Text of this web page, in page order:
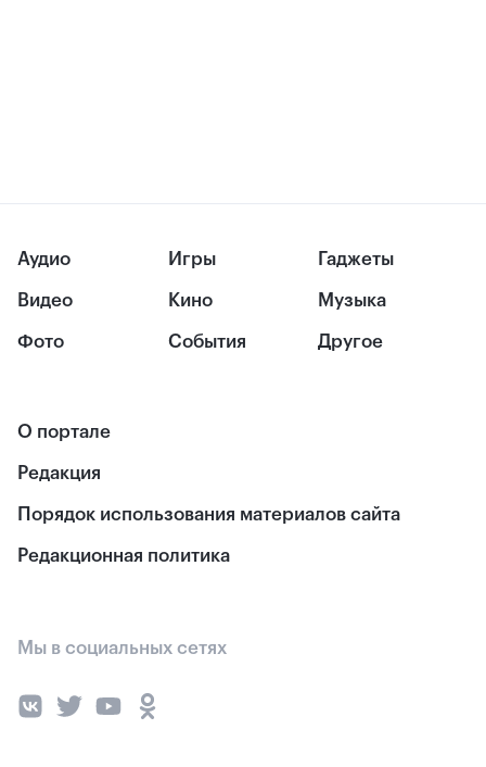
Аудио
Видео
Фото
Игры
Кино
События
Гаджеты
Музыка
Другое
О портале
Редакция
Порядок использования материалов сайта
Редакционная политика
Мы в социальных сетях